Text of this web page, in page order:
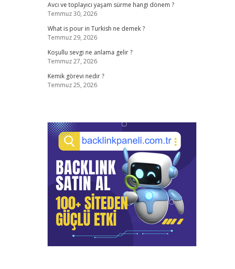
Avcı ve toplayıcı yaşam sürme hangi dönem ?
Temmuz 30, 2026
What is pour in Turkish ne demek ?
Temmuz 29, 2026
Koşullu sevgi ne anlama gelir ?
Temmuz 27, 2026
Kemik görevi nedir ?
Temmuz 25, 2026